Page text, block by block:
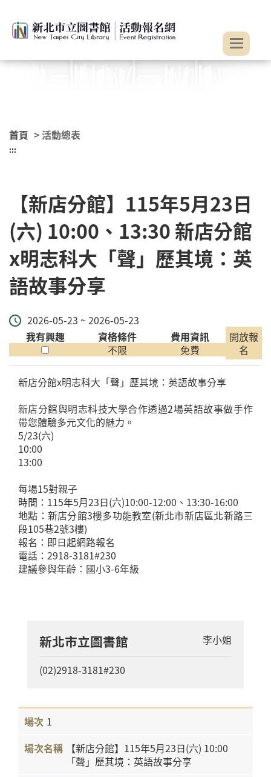
首頁 > 活動總表
:::
【新店分館】115年5月23日
(六) 10:00、13:30 新店分館
x明志科大「聲」歷其境：英
語故事分享
2026-05-23 ~ 2026-05-23
我有興趣
資格條件
不限
費用資訊
免費
開放報
名
新店分館x明志科大「聲」歷其境：英語故事分享
新店分館與明志科技大學合作透過2場英語故事做手作
帶您體驗多元文化的魅力。
5/23(六)
10:00
13:00
每場15對親子
時間：115年5月23日(六)10:00-12:00、13:30-16:00
地點：新店分館3樓多功能教室(新北市新店區北新路三
段105巷2號3樓)
報名：即日起網路報名
電話：2918-3181#230
新北市立圖書館 李小姐
(02)2918-3181#230
1
【新店分館】115年5月23日(六) 10:00
「聲」歷其境：英語故事分享